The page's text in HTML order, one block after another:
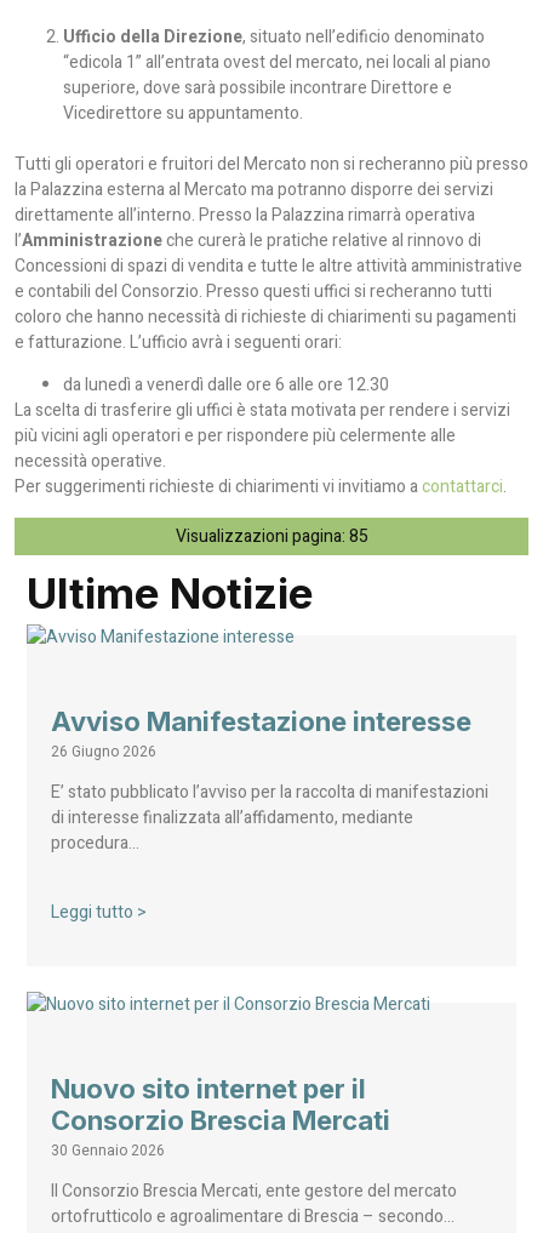
Ufficio della Direzione, situato nell’edificio denominato
“edicola 1” all’entrata ovest del mercato, nei locali al piano
superiore, dove sarà possibile incontrare Direttore e
Vicedirettore su appuntamento.
Tutti gli operatori e fruitori del Mercato non si recheranno più presso
la Palazzina esterna al Mercato ma potranno disporre dei servizi
direttamente all’interno. Presso la Palazzina rimarrà operativa
l’Amministrazioneche curerà le pratiche relative al rinnovo di
Concessioni di spazi di vendita e tutte le altre attività amministrative
e contabili del Consorzio. Presso questi uffici si recheranno tutti
coloro che hanno necessità di richieste di chiarimenti su pagamenti
e fatturazione. L’ufficio avrà i seguenti orari:
da lunedì a venerdì dalle ore 6 alle ore 12.30
La scelta di trasferire gli uffici è stata motivata per rendere i servizi
più vicini agli operatori e per rispondere più celermente alle
necessità operative.
Per suggerimenti richieste di chiarimenti vi invitiamo acontattarci.
Visualizzazioni pagina:85
Ultime Notizie
Avviso Manifestazione interesse
26 Giugno 2026
E’ stato pubblicato l’avviso per la raccolta di manifestazioni
di interesse finalizzata all’affidamento, mediante
procedura…
Leggi tutto >
Nuovo sito internet per il
Consorzio Brescia Mercati
30 Gennaio 2026
Il Consorzio Brescia Mercati, ente gestore del mercato
ortofrutticolo e agroalimentare di Brescia – secondo…